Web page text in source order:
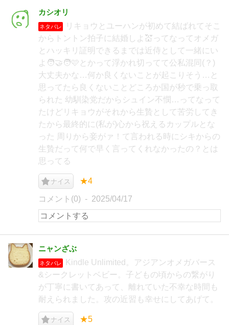
カシオリ
ネタバレ
リキョウとユーハンが初めて結ばれてそこ
からトントン拍子に結婚しよ💒ってなってオメガ
とハッキリ証明できるまでは近侍として一緒にい
よ🧑‍🤝‍🧑🩷とかって浮かれ切ってて公私混同(？)
大丈夫かな…何か良くないことが起こりそう…と
思ってたら良くないことどころか国が秒で乗っ取
られた 幼馴染党だからシュイン不憫…ってなって
たけどリキョウがそれから生贄として苦労してき
たから最終的に(私が)心から祝えるカップルとな
った 周りから妾がァ！て言われる時にシキからの
生贄だって何で早く言ってくれなかったの？とは
思ってる
ナイス ★4
コメント(0) 2025/04/17
ニャンざぶ
ネタバレ
Kindle Unlimited。アジアンオメガバース
&シークレットベビー。子どもの頃からの繋がり
が丁寧に書いてあって、離れていた不幸な時間も
耐えられました。攻の近習も幸せにしてあげて。
ナイス ★5